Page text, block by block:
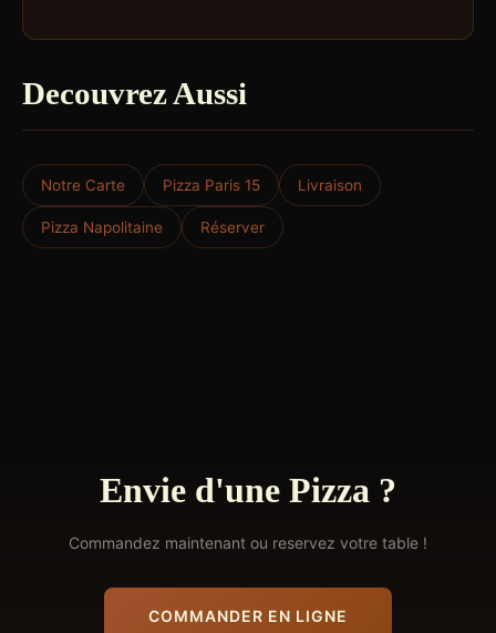
Decouvrez Aussi
Notre Carte Pizza Paris 15 Livraison
Pizza Napolitaine Réserver
Envie d'une Pizza ?
Commandez maintenant ou reservez votre table !
COMMANDER EN LIGNE